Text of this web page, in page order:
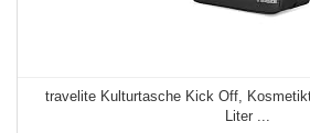
travelite Kulturtasche Kick Off,
Liter ...